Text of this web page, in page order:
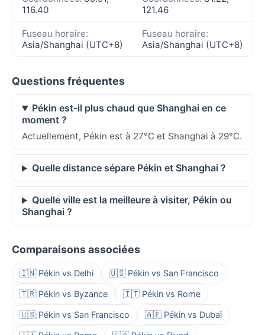
116.40
121.46
Fuseau horaire:
Asia/Shanghai (UTC+8)
Fuseau horaire:
Asia/Shanghai (UTC+8)
Questions fréquentes
Pékin est-il plus chaud que Shanghai en ce
moment ?
Actuellement, Pékin est à 27°C et Shanghai à 29°C.
Quelle distance sépare Pékin et Shanghai ?
Quelle ville est la meilleure à visiter, Pékin ou
Shanghai ?
Comparaisons associées
🇮🇳 Pékin vs Delhi 🇺🇸 Pékin vs San Francisco
🇹🇷 Pékin vs Byzance 🇮🇹 Pékin vs Rome
🇺🇸 Pékin vs San Francisco 🇦🇪 Pékin vs Dubaï